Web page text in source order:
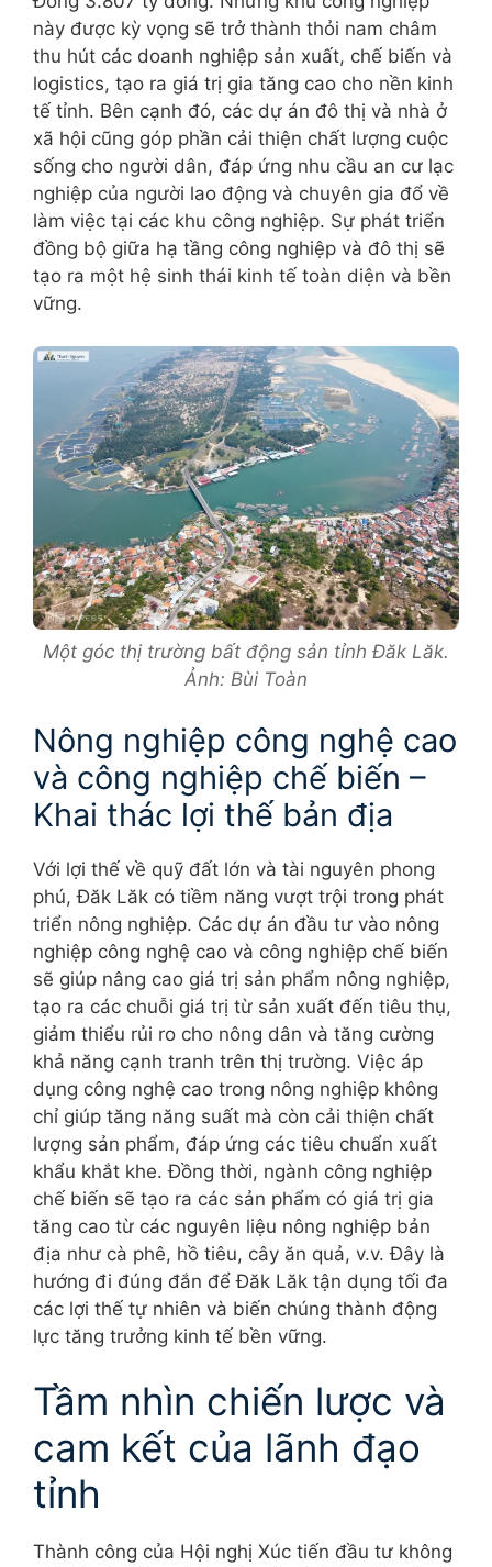
này được kỳ vọng sẽ trở thành thỏi nam châm
thu hút các doanh nghiệp sản xuất, chế biến và
logistics, tạo ra giá trị gia tăng cao cho nền kinh
tế tỉnh. Bên cạnh đó, các dự án đô thị và nhà ở
xã hội cũng góp phần cải thiện chất lượng cuộc
sống cho người dân, đáp ứng nhu cầu an cư lạc
nghiệp của người lao động và chuyên gia đổ về
làm việc tại các khu công nghiệp. Sự phát triển
đồng bộ giữa hạ tầng công nghiệp và đô thị sẽ
tạo ra một hệ sinh thái kinh tế toàn diện và bền
vững.
Một góc thị trường bất động sản tỉnh Đăk Lăk.
Ảnh: Bùi Toàn
Nông nghiệp công nghệ cao
và công nghiệp chế biến –
Khai thác lợi thế bản địa
Với lợi thế về quỹ đất lớn và tài nguyên phong
phú, Đăk Lăk có tiềm năng vượt trội trong phát
triển nông nghiệp. Các dự án đầu tư vào nông
nghiệp công nghệ cao và công nghiệp chế biến
sẽ giúp nâng cao giá trị sản phẩm nông nghiệp,
tạo ra các chuỗi giá trị từ sản xuất đến tiêu thụ,
giảm thiểu rủi ro cho nông dân và tăng cường
khả năng cạnh tranh trên thị trường. Việc áp
dụng công nghệ cao trong nông nghiệp không
chỉ giúp tăng năng suất mà còn cải thiện chất
lượng sản phẩm, đáp ứng các tiêu chuẩn xuất
khẩu khắt khe. Đồng thời, ngành công nghiệp
chế biến sẽ tạo ra các sản phẩm có giá trị gia
tăng cao từ các nguyên liệu nông nghiệp bản
địa như cà phê, hồ tiêu, cây ăn quả, v.v. Đây là
hướng đi đúng đắn để Đăk Lăk tận dụng tối đa
các lợi thế tự nhiên và biến chúng thành động
lực tăng trưởng kinh tế bền vững.
Tầm nhìn chiến lược và
cam kết của lãnh đạo
tỉnh
Thành công của Hội nghị Xúc tiến đầu tư không